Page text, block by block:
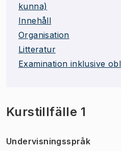
kunna)
Innehåll
Organisation
Litteratur
Examination inklusive
Kurstillfälle 1
Undervisningsspråk